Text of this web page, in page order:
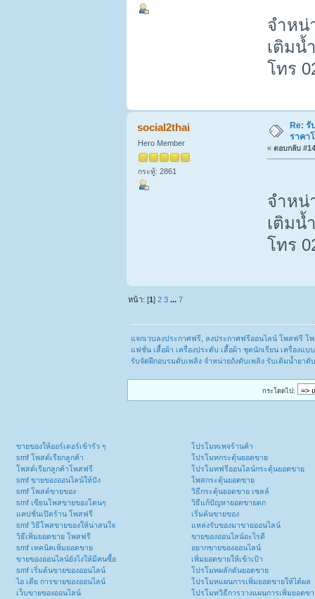
จำหน่
เติมน้
โทร
social2thai
Hero Member
กระทู้: 2861
Re: รั
ราคา
« ตอบกลับ
จำหน่
เติมน้
โทร
หน้า: [1]2 3 ...7
แจกเวบลงประกาศฟรี, ลงประกาศฟรีออนไลน์ โพสฟรี โ
แฟชั่น เสื้อผ้า เครื่องประดับ เสื้อผ้า ชุดนักเรียน เครื่องแ
รับจัดฝึกอบรมดับเพลิง จำหน่ายถังดับเพลิง รับเติมน้ำยาดั
กระโดดไป:
ขายของให้ออร์เดอร์เข้ารัว ๆ
smf โพสต์เรียกลูกค้า
โพสต์เรียกลูกค้าโพสฟรี
smf ขายของออนไลน์ให้ปัง
smf โพสต์ขายของ
smf เขียนโพสขายของโดนๆ
แคปชั่นเปิดร้าน โพสฟรี
smf วิธีโพสขายของให้น่าสนใจ
วิธีเพิ่มยอดขาย โพสฟรี
smf เทคนิคเพิ่มยอดขาย
ขายของออนไลน์ยังไงให้มีคนซื้อ
smf เริ่มต้นขายของออนไลน์
ไอ เดีย การขายของออนไลน์
เว็บขายของออนไลน์
โปรโมทเพจร้านค้า
โปรโมทกระตุ้นยอดขาย
โปรโมทฟรีออนไลน์กระตุ้นยอดขาย
โพสกระตุ้นยอดขาย
วิธีกระตุ้นยอดขาย เซลล์
วิธีแก้ปัญหายอดขายตก
เริ่มต้นขายของ
แหล่งรับของมาขายออนไลน์
ขายของออนไลน์อะไรดี
อยากขายของออนไลน์
เพิ่มยอดขายให้เข้าเป้า
โปรโมทผลักดันยอดขาย
โปรโมทแผนการเพิ่มยอดขายให้ได้ผล
โปรโมทวิธีการวางแผนการเพิ่มยอดข